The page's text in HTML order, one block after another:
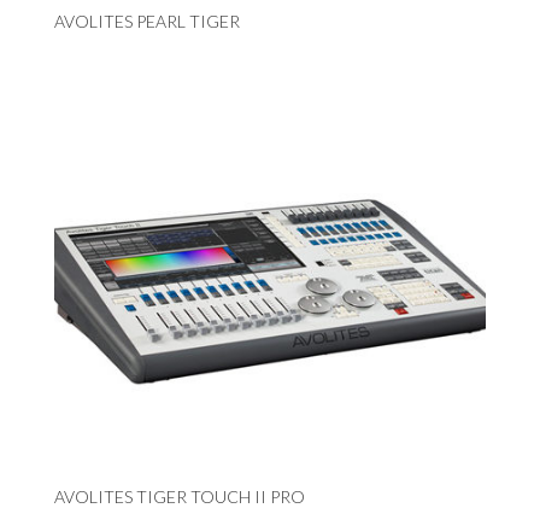
AVOLITES PEARL TIGER
AVOLITES TIGER TOUCH II PRO